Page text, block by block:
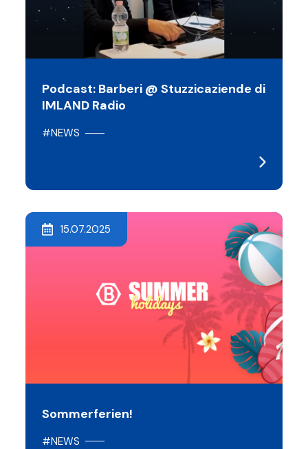
Podcast: Barberi @ Stuzzicaziende di
IMLAND Radio
#NEWS
15.07.2025
Sommerferien!
#NEWS